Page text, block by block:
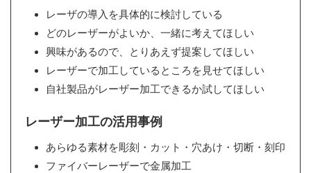
レーザの導入を具体的に検討している
どのレーザーがよいか、一緒に考えてほしい
興味があるので、とりあえず提案してほしい
レーザーで加工しているところを見せてほしい
自社製品がレーザー加工できるか試してほしい
レーザー加工の活用事例
あらゆる素材を彫刻・カット・穴あけ・切断・刻印
ファイバーレーザーで金属加工